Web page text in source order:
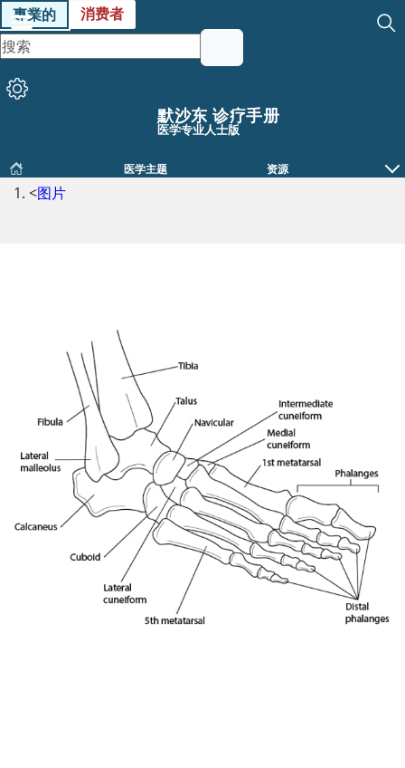
專業的 消费者
默沙东 诊疗手册
医学专业人士版
医学主题 资源
<图片